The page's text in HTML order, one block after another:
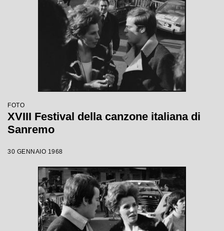
FOTO
XVIII Festival della canzone italiana di
Sanremo
30 GENNAIO 1968